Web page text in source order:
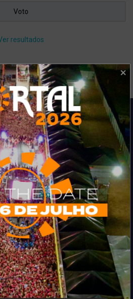
resultados
do entretenimento na região de
coberturas exclusivas e muito mais.